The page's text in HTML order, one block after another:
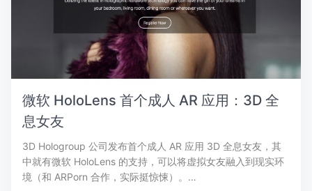
微软 HoloLens 首个成人 AR 应用：3D 全
息女友
3D Hologroup 公司发布首个成人 AR 应用 3D 全息女友，其
中就有微软 HoloLens 的支持，可以将虚拟女友融入到现实环
境（和 ARPorn 合作，实际挺惊悚）。…